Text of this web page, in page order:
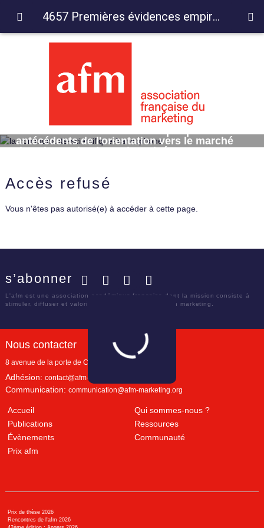
antécédents de l'orientation vers le marché
dans la gestion bancaire privée
Accès refusé
Vous n'êtes pas autorisé(e) à accéder à cette page.
s’abonner
L'afm est une association académique française dont la mission consiste à
stimuler, diffuser et valoriser le savoir scientifique en marketing.
Nous contacter
8 avenue de la porte de Champerret
Adhésion: contact@afm-marketing.org
Communication: communication@afm-marketing.org
Accueil
Qui sommes-nous ?
Publications
Ressources
Évènements
Communauté
Prix afm
Prix de thèse 2026
Rencontres de l'afm 2026
4657 Premières évidences empiriques sur les antécédents de l'orientation vers le marché dans la gestion bancaire privée